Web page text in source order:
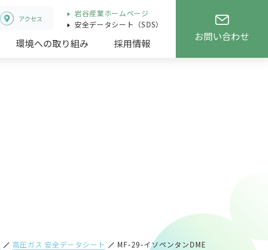
アクセス
岩谷産業ホームページ
安全データシート（SDS）
環境への取り組み 採用情報
お問い合わせ
高圧ガス 安全データシート MF-29-イソペンタンDME